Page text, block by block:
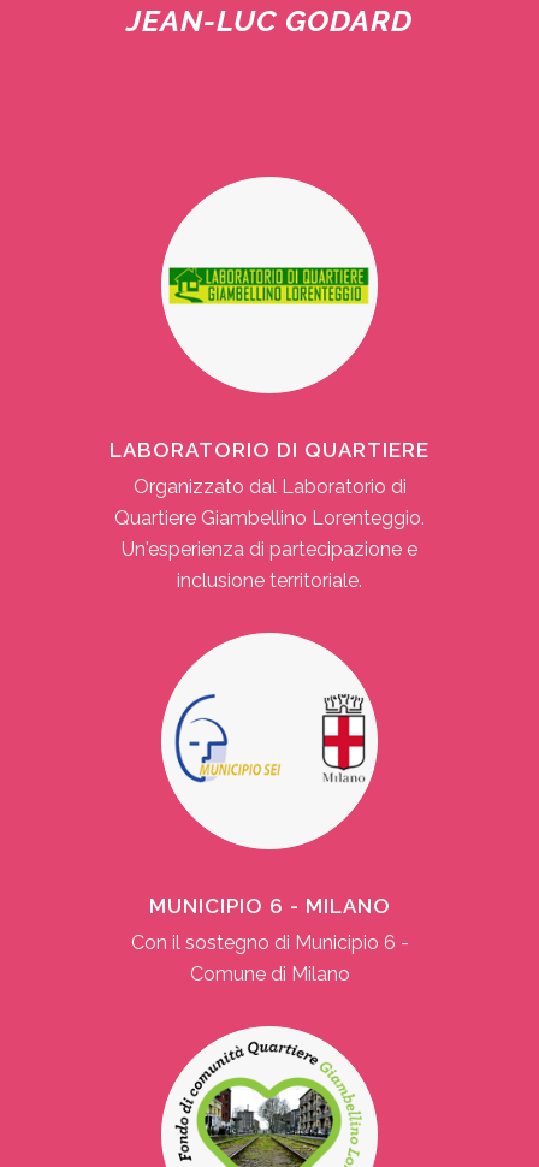
JEAN-LUC GODARD
LABORATORIO DI QUARTIERE
Organizzato dal Laboratorio di
Quartiere Giambellino Lorenteggio.
Un'esperienza di partecipazione e
inclusione territoriale.
MUNICIPIO 6 - MILANO
Con il sostegno di Municipio 6 -
Comune di Milano